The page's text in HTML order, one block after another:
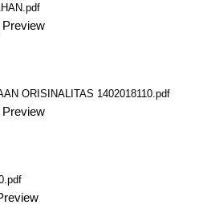
Preview
ORISINALITAS 1402018110.pdf
Preview